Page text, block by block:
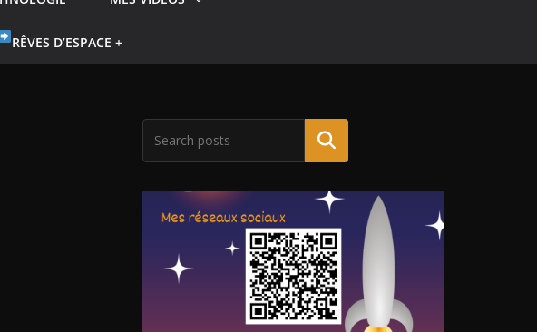
RÊVES D’ESPACE +